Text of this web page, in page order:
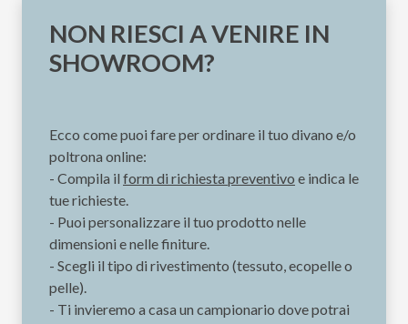
NON RIESCI A VENIRE IN
SHOWROOM?
Ecco come puoi fare per ordinare il tuo divano e/o
poltrona online:
- Compila il form di richiesta preventivo e indica le
tue richieste.
- Puoi personalizzare il tuo prodotto nelle
dimensioni e nelle finiture.
- Scegli il tipo di rivestimento (tessuto, ecopelle o
pelle).
- Ti invieremo a casa un campionario dove potrai